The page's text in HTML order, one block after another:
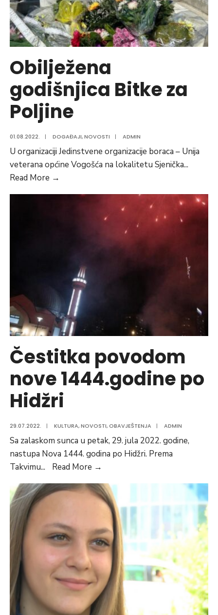
prvenstvu
Obilježena
godišnjica Bitke za
Poljine
01.08.2022. | DOGAĐAJI,NOVOSTI | ADMIN
U organizaciji Jedinstvene organizacije boraca – Unija
veterana općine Vogošća na lokalitetu Sjenička...
Read More →
Čestitka povodom
nove 1444.godine po
Hidžri
29.07.2022. | KULTURA,NOVOSTI,OBAVJEŠTENJA | ADMIN
Sa zalaskom sunca u petak, 29. jula 2022. godine,
nastupa Nova 1444. godina po Hidžri. Prema
Takvimu... Read More →
nove
1444.godine
po
Hidžri